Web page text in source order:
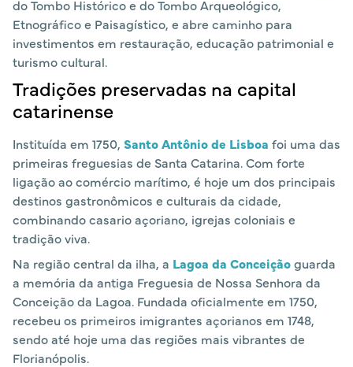
do Tombo Histórico e do Tombo Arqueológico,
Etnográfico e Paisagístico, e abre caminho para
investimentos em restauração, educação patrimonial e
turismo cultural.
Tradições preservadas na capital
catarinense
Instituída em 1750, Santo Antônio de Lisboa foi uma das
primeiras freguesias de Santa Catarina. Com forte
ligação ao comércio marítimo, é hoje um dos principais
destinos gastronômicos e culturais da cidade,
combinando casario açoriano, igrejas coloniais e
tradição viva.
Na região central da ilha, a Lagoa da Conceiçãoguarda
a memória da antiga Freguesia de Nossa Senhora da
Conceição da Lagoa. Fundada oficialmente em 1750,
recebeu os primeiros imigrantes açorianos em 1748,
sendo até hoje uma das regiões mais vibrantes de
Florianópolis.